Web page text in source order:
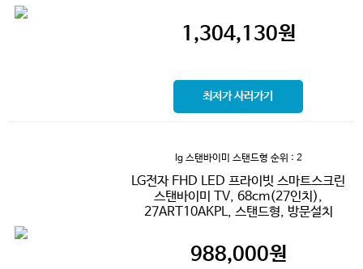
1,304,130원
최저가 사러가기
lg 스탠바이미 스탠드형 순위 : 2
LG전자 FHD LED 프라이빗 스마트스크린
스탠바이미 TV, 68cm(27인치),
27ART10AKPL, 스탠드형, 방문설치
988,000원